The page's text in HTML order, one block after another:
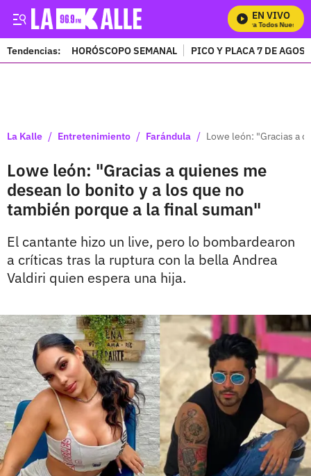
EN VIVO
Mira Todos Nuestros
Tendencias: HORÓSCOPO SEMANAL PICO Y PLACA 7 DE
La Kalle / Entretenimiento / Farándula / Lowe león: "Gracias a
Lowe león: "Gracias a quienes me
desean lo bonito y a los que no
también porque a la final suman"
El cantante hizo un live, pero lo bombardearon
a críticas tras la ruptura con la bella Andrea
Valdiri quien espera una hija.